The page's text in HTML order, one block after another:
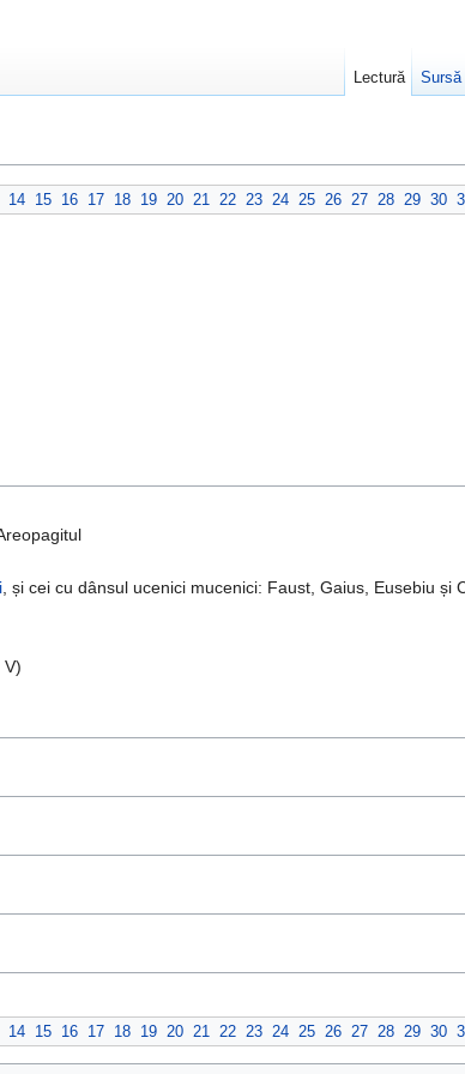
14 15 16 17 18 19 20 21 22 23 24 25 26 27 28 29 30
, și cei cu dânsul ucenici mucenici: Faust, Gaius, Eusebiu și
V)
14 15 16 17 18 19 20 21 22 23 24 25 26 27 28 29 30
Lectură Sursă